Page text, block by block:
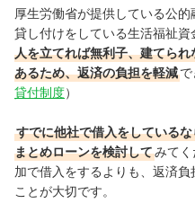
厚生労働省が提供している公
貸し付けをしている生活福祉資
人を立てれば無利子、建てら
あるため、返済の負担を軽減で
貸付制度）
すでに他社で借入をしている
まとめローンを検討してみて
加で借入をするよりも、返済
ことが大切です。